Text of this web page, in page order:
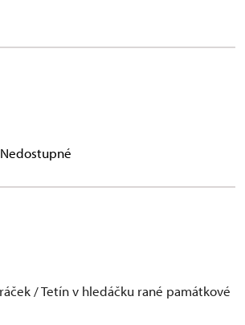
Nedostupné
/ Tetín v hledáčku rané památkové